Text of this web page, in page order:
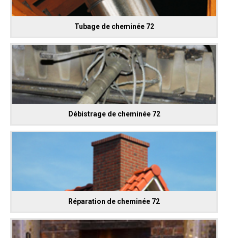
Tubage de cheminée 72
Débistrage de cheminée 72
Réparation de cheminée 72